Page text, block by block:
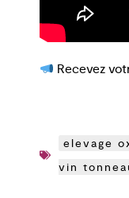
Recevez
elevage
vin